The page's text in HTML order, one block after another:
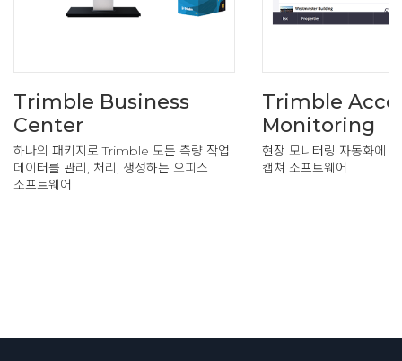
Trimble Business
Center
하나의 패키지로 Trimble 모든 측량 작업
데이터를 관리, 처리, 생성하는 오피스
소프트웨어
Trimble
Monitoring
현장 모니터링 자동화에
캡쳐 소프트웨어